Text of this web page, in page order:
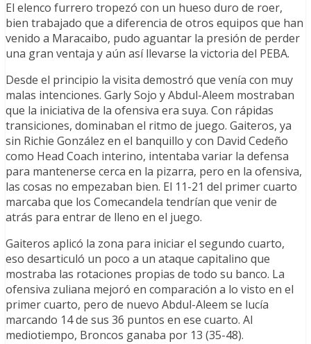
El elenco furrero tropezó con un hueso duro de roer,
bien trabajado que a diferencia de otros equipos que han
venido a Maracaibo, pudo aguantar la presión de perder
una gran ventaja y aún así llevarse la victoria del PEBA.
Desde el principio la visita demostró que venía con muy
malas intenciones. Garly Sojo y Abdul-Aleem mostraban
que la iniciativa de la ofensiva era suya. Con rápidas
transiciones, dominaban el ritmo de juego. Gaiteros, ya
sin Richie González en el banquillo y con David Cedeño
como Head Coach interino, intentaba variar la defensa
para mantenerse cerca en la pizarra, pero en la ofensiva,
las cosas no empezaban bien. El 11-21 del primer cuarto
marcaba que los Comecandela tendrían que venir de
atrás para entrar de lleno en el juego.
Gaiteros aplicó la zona para iniciar el segundo cuarto,
eso desarticuló un poco a un ataque capitalino que
mostraba las rotaciones propias de todo su banco. La
ofensiva zuliana mejoró en comparación a lo visto en el
primer cuarto, pero de nuevo Abdul-Aleem se lucía
marcando 14 de sus 36 puntos en ese cuarto. Al
mediotiempo, Broncos ganaba por 13 (35-48).